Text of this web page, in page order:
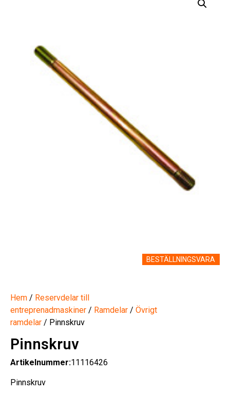
BESTÄLLNINGSVARA
Hem / Reservdelar till
entreprenadmaskiner / Ramdelar / Övrigt
ramdelar / Pinnskruv
Pinnskruv
Artikelnummer:11116426
Pinnskruv